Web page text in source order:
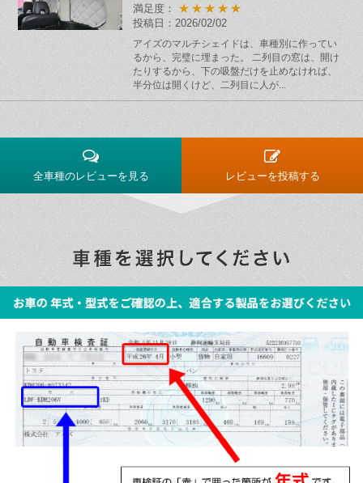
満足度： ★★★★★
投稿日：2026/02/02
アイズのマルチシェイドは、車種別に作ってい
るから、完璧に埋まった。 二列目の窓は、開け
たりするから、下の吸盤だけを止めなければ、
半分位は開くけど、二列目に人が...
全車種のレビューを見る レビューを投稿する